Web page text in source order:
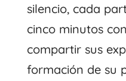
silencio, cada
cinco minutos
compartir sus
formación de su